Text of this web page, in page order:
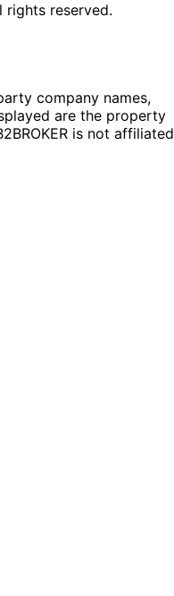
rights reserved.
company names,
are the property
is not affiliated